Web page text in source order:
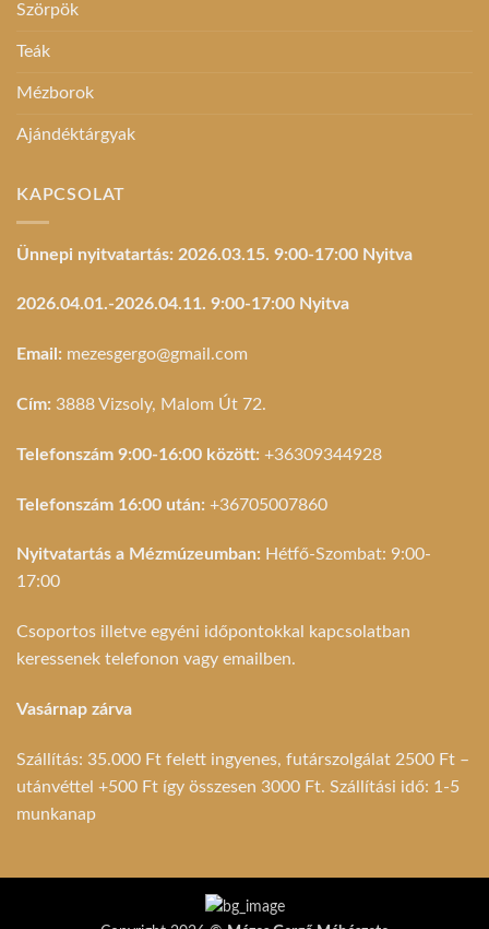
Szörpök
Teák
Mézborok
Ajándéktárgyak
KAPCSOLAT
Ünnepi nyitvatartás: 2026.03.15. 9:00-17:00 Nyitva
2026.04.01.-2026.04.11. 9:00-17:00 Nyitva
Email: mezesgergo@gmail.com
Cím: 3888 Vizsoly, Malom Út 72.
Telefonszám 9:00-16:00 között: +36309344928
Telefonszám 16:00 után: +36705007860
Nyitvatartás a Mézmúzeumban: Hétfő-Szombat: 9:00-
17:00
Csoportos illetve egyéni időpontokkal kapcsolatban
keressenek telefonon vagy emailben.
Vasárnap zárva
Szállítás: 35.000 Ft felett ingyenes, futárszolgálat 2500 Ft –
utánvéttel +500 Ft így összesen 3000 Ft. Szállítási idő: 1-5
munkanap